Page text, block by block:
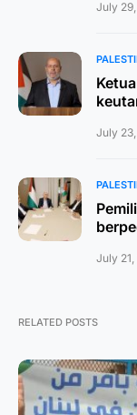
July
July
July
RELATED POSTS